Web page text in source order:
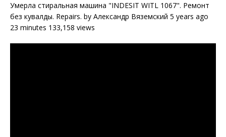
Умерла стиральная машина "INDESIT WITL 1067". Ремонт
без кувалды. Repairs. by Александр Вяземский 5 years ago
23 minutes 133,158 views